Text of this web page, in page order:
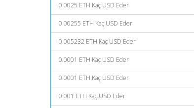
0.0025 ETH Kaç USD Eder
0.00255 ETH Kaç USD Eder
0.005232 ETH Kaç USD Eder
0.0001 ETH Kaç USD Eder
0.0001 ETH Kaç USD Eder
0.001 ETH Kaç USD Eder